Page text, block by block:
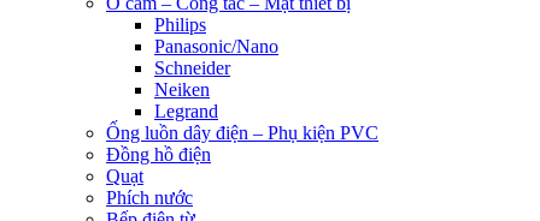
Philips
Panasonic/Nano
Schneider
Neiken
Legrand
Ống luồn dây điện – Phụ kiện PVC
Đồng hồ điện
Quạt
Phích nước